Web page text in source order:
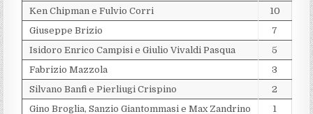
Ken Chipman e Fulvio Corri
10
Giuseppe Brizio
7
Isidoro Enrico Campisi e Giulio Vivaldi Pasqua
5
Fabrizio Mazzola
3
Silvano Banfi e Pierliugi Crispino
2
Gino Broglia, Sanzio Giantommasi e Max Zandrino
1